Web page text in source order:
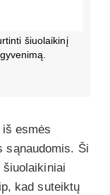
šiuolaikinį
gyvenimą.
esmės
sąnaudomis. Ši
kad suteiktų